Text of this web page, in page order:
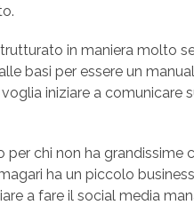
in maniera molto
basi per essere un
iniziare a comunicare
per chi non ha grandissime
ha un piccolo
a fare il social media